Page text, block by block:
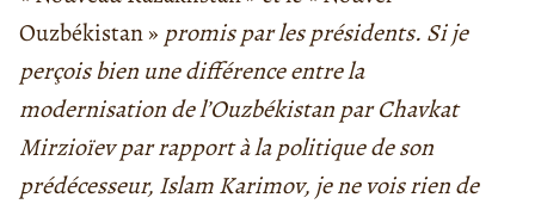
Ouzbékistan » promis par les présidents. Si je
perçois bien une différence entre la
modernisation de l’Ouzbékistan par Chavkat
Mirzioïev par rapport à la politique de son
prédécesseur, Islam Karimov, je ne vois rien de